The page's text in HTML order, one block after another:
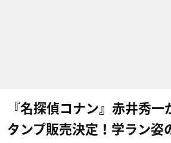
『名探偵コナン』赤井秀一
タンプ販売決定！学ラン姿